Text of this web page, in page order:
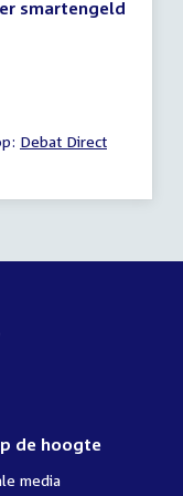
smartengeld
External
Debat Direct
de hoogte
media